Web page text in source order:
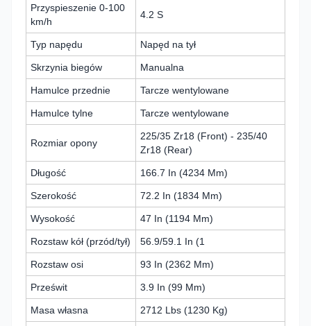
Przyspieszenie 0-100
km/h
4.2 S
Typ napędu Napęd na tył
Skrzynia biegów Manualna
Hamulce przednie Tarcze wentylowane
Hamulce tylne Tarcze wentylowane
Rozmiar opony
225/35 Zr18 (Front) - 235/40
Zr18 (Rear)
Długość 166.7 In (4234 Mm)
Szerokość 72.2 In (1834 Mm)
Wysokość 47 In (1194 Mm)
Rozstaw kół (przód/tył) 56.9/59.1 In (1
Rozstaw osi 93 In (2362 Mm)
Prześwit 3.9 In (99 Mm)
Masa własna 2712 Lbs (1230 Kg)